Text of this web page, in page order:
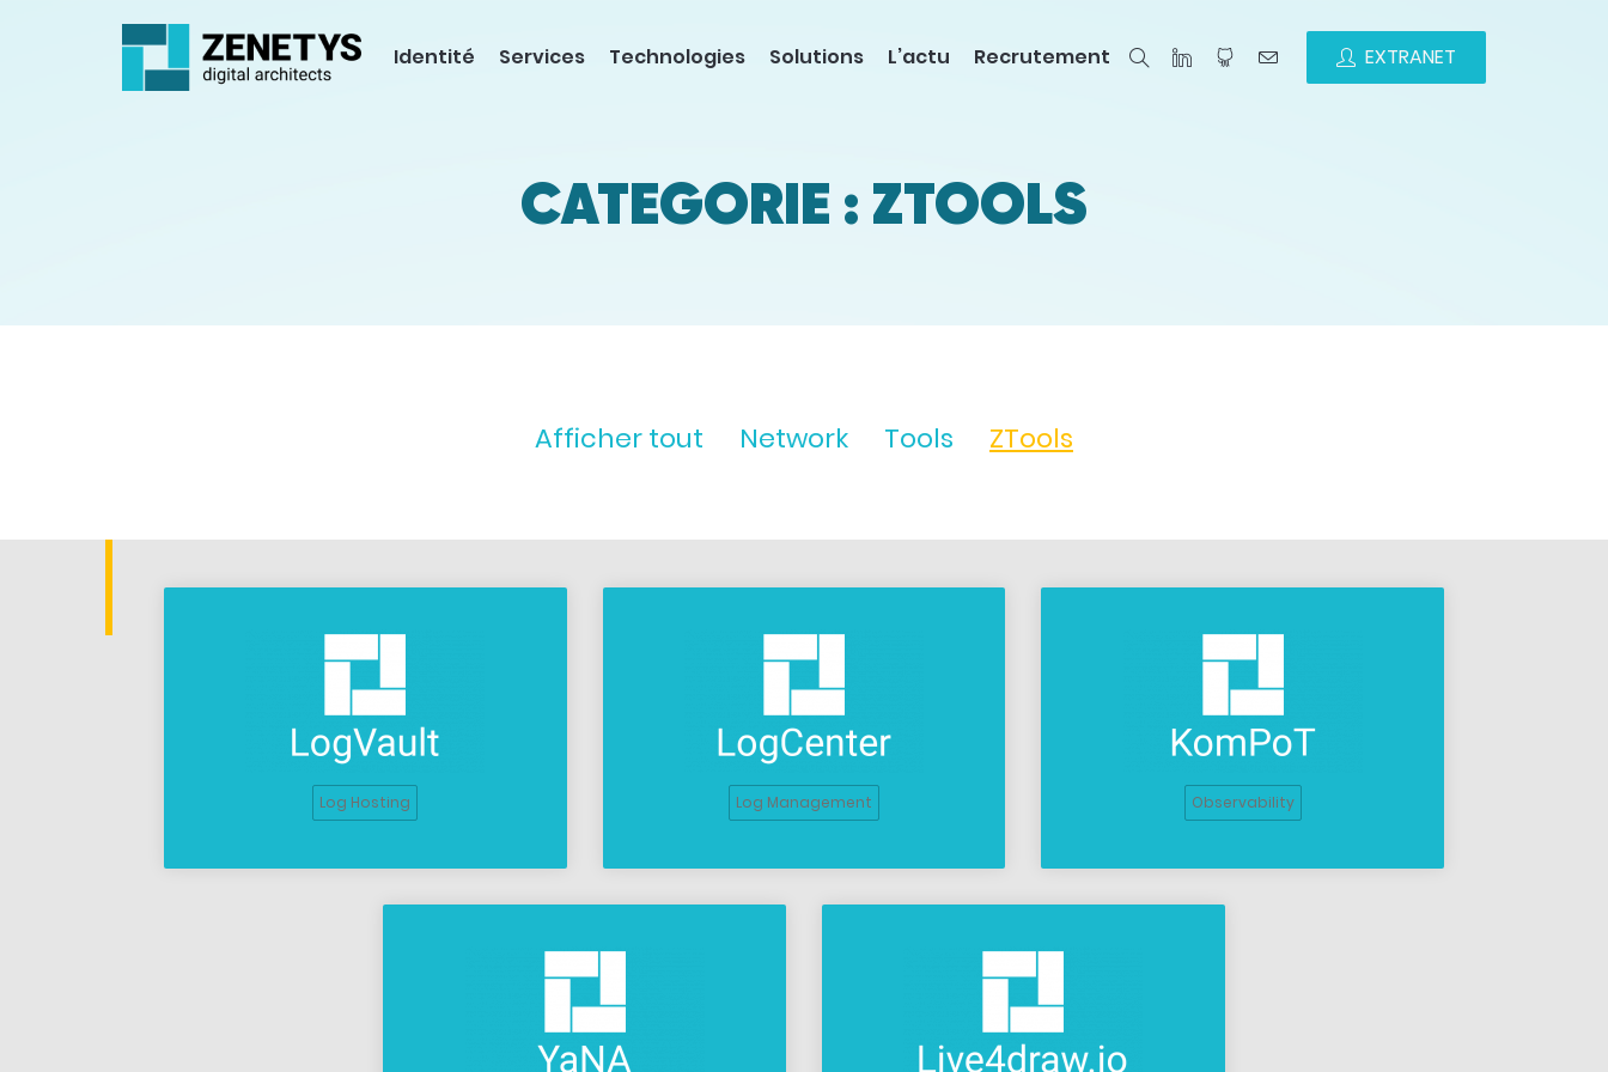
Identité Services Technologies Solutions L’actu Recrutement EXTRANET
CATÉGORIE : ZTOOLS
Afficher tout Network Tools ZTools
Log Hosting Log Management Observability